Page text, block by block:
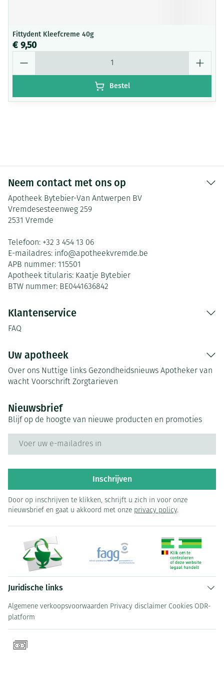
Fittydent Kleefcreme 40g
€ 9,50
Bestel
Neem contact met ons op
Apotheek Bytebier-Van Antwerpen BV
Vremdesesteenweg 259
2531 Vremde
Telefoon: +32 3 454 13 06
E-mailadres: info@apotheekvremde.be
APB nummer: 115501
Apotheek titularis: Kaatje Bytebier
BTW nummer: BE0441636842
Klantenservice
FAQ
Uw apotheek
Over ons Nuttige links Gezondheidsnieuws Apotheker van
wacht Voorschrift Zorgtarieven
Nieuwsbrief
Blijf op de hoogte van nieuwe producten en promoties
Inschrijven
Door op inschrijven te klikken, schrijft u zich in voor onze
nieuwsbrief en gaat u akkoord met onze privacy policy.
Juridische links
Algemene verkoopsvoorwaarden Privacy disclaimer Cookies ODR-
platform